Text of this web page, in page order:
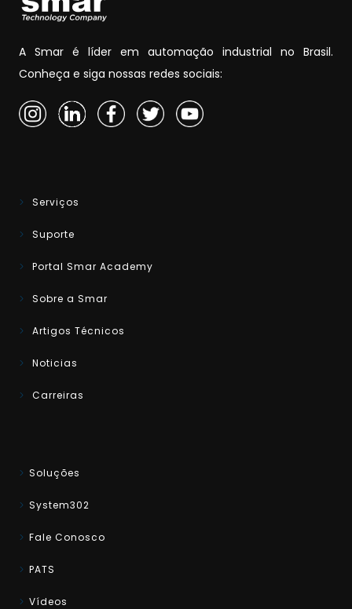
A Smar é líder em automação industrial no Brasil.
Conheça e siga nossas redes sociais:
Serviços
Suporte
Portal Smar Academy
Sobre a Smar
Artigos Técnicos
Noticias
Carreiras
Soluções
System302
Fale Conosco
PATS
Vídeos